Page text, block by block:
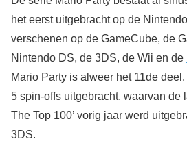
het eerst uitgebracht op de
verschenen op de GameCube, de
Nintendo DS, de 3DS, de Wii en de
Mario Party is alweer het 11de
5 spin-offs uitgebracht, waarvan de
The Top 100’ vorig jaar werd
3DS.